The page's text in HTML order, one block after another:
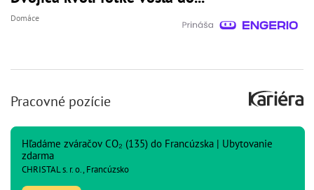
Domáce
Pracovné pozície
Hľadáme zváračov CO₂ (135) do Francúzska | Ubytovanie
zdarma
CHRISTAL s. r. o., Francúzsko